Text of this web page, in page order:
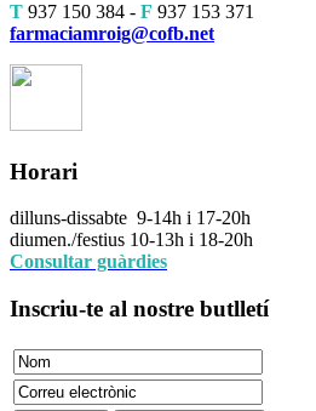
T 937 150 384 - F 937 153 371
farmaciamroig@cofb.net
Horari
dilluns-dissabte 9-14h i 17-20h
diumen./festius 10-13h i 18-20h
Consultar guàrdies
Inscriu-te al nostre butlletí